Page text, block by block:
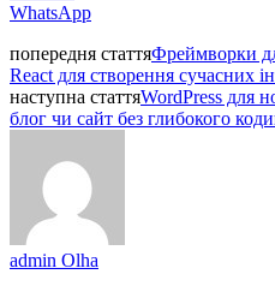
WhatsApp
попередня статтяФреймворки
React для створення сучасних
наступна статтяWordPress для
блог чи сайт без глибокого
admin Olha